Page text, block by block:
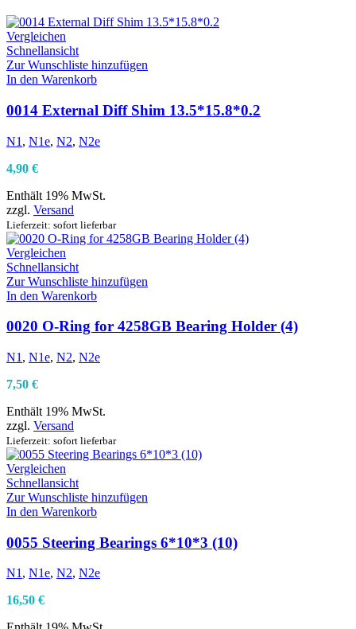
Vergleichen
Schnellansicht
Zur Wunschliste hinzufügen
In den Warenkorb
0014 External Diff Shim 13.5*15.8*0.2
N1 , N1e, N2, N2e
4,90 €
Enthält 19% MwSt.
zzgl. Versand
Lieferzeit: sofort lieferbar
Vergleichen
Schnellansicht
Zur Wunschliste hinzufügen
In den Warenkorb
0020 O-Ring for 4258GB Bearing Holder (4)
N1 , N1e, N2, N2e
7,50 €
Enthält 19% MwSt.
zzgl. Versand
Lieferzeit: sofort lieferbar
Vergleichen
Schnellansicht
Zur Wunschliste hinzufügen
In den Warenkorb
0055 Steering Bearings 6*10*3 (10)
N1, N1e, N2, N2e
16,50 €